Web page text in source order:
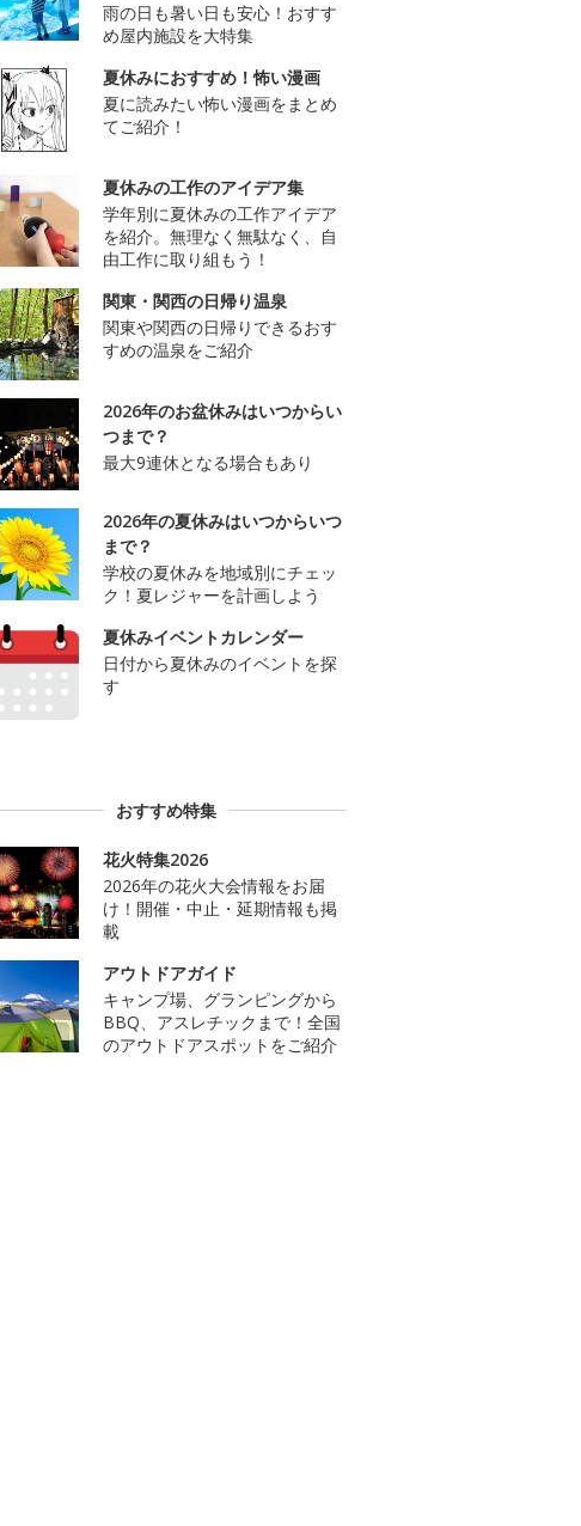
雨の日も暑い日も安心！おすす
め屋内施設を大特集
夏休みにおすすめ！怖い漫画
夏に読みたい怖い漫画をまとめ
てご紹介！
夏休みの工作のアイデア集
学年別に夏休みの工作アイデア
を紹介。無理なく無駄なく、自
由工作に取り組もう！
関東・関西の日帰り温泉
関東や関西の日帰りできるおす
すめの温泉をご紹介
2026年のお盆休みはいつからい
つまで？
最大9連休となる場合もあり
2026年の夏休みはいつからいつ
まで？
学校の夏休みを地域別にチェッ
ク！夏レジャーを計画しよう
夏休みイベントカレンダー
日付から夏休みのイベントを探
す
おすすめ特集
花火特集2026
2026年の花火大会情報をお届
け！開催・中止・延期情報も掲
載
アウトドアガイド
キャンプ場、グランピングから
BBQ、アスレチックまで！全国
のアウトドアスポットをご紹介